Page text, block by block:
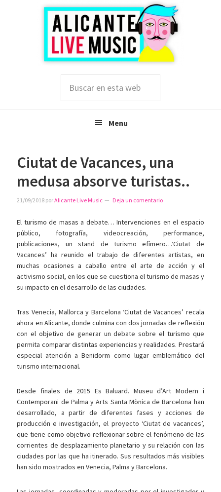
esta
Menu
Ciutat de Vacances, una
medusa absorve turistas..
21/09/2018 porAlicante Live Music Deja un comentario
El turismo de masas a debate… Intervenciones en el espacio
público, fotografía, videocreación, performance,
publicaciones, un stand de turismo efímero…‘Ciutat de
Vacances’ ha reunido el trabajo de diferentes artistas, en
muchas ocasiones a caballo entre el arte de acción y el
activismo social, en los que se cuestiona el turismo de masas y
su impacto en el desarrollo de las ciudades.
Tras Venecia, Mallorca y Barcelona ‘Ciutat de Vacances’ recala
ahora en Alicante, donde culmina con dos jornadas de reflexión
con el objetivo de generar un debate sobre el turismo que
permita comparar distintas experiencias y realidades. Prestará
especial atención a Benidorm como lugar emblemático del
turismo internacional.
Desde finales de 2015 Es Baluard. Museu d’Art Modern i
Contemporani de Palma y Arts Santa Mònica de Barcelona han
desarrollado, a partir de diferentes fases y acciones de
producción e investigación, el proyecto ‘Ciutat de vacances’,
que tiene como objetivo reflexionar sobre el fenómeno de las
corrientes de desplazamiento planetario y su relación con las
ciudades por las que ha itinerado. Sus resultados más visibles
han sido mostrados en Venecia, Palma y Barcelona.